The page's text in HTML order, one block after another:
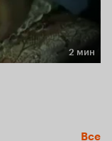
2 мин
Все